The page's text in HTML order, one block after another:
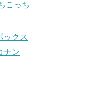
こっち
ックス
ナン